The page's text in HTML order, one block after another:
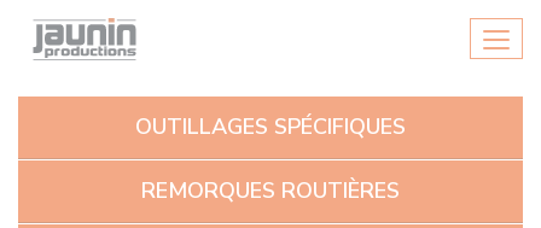
Menu
OUTILLAGES SPÉCIFIQUES
REMORQUES ROUTIÈRES